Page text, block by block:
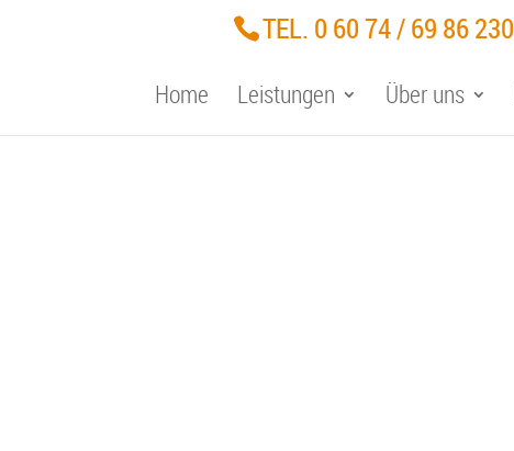
TEL. 0 60 74 / 69 86 230
Home Leistungen Über uns